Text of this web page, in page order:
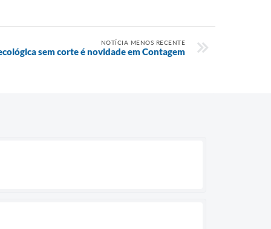
NOTÍCIA MENOS RECENTE
sem corte é novidade em Contagem